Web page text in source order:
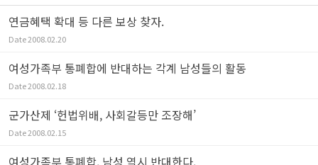
연금혜택 확대 등 다른 보상 찾자.
Date2008.02.20
여성가족부 통폐합에 반대하는 각계 남성들의 활동
Date2008.02.18
군가산제 ‘헌법위배, 사회갈등만 조장해’
Date2008.02.15
여성가족부 통폐합, 남성 역시 반대한다.